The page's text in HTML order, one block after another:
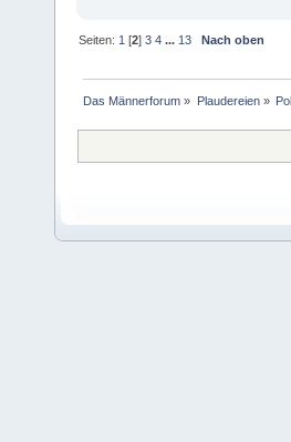
Seiten: 1 [2]3 4 ... 13 Nach oben
Das Männerforum » Plaudereien»